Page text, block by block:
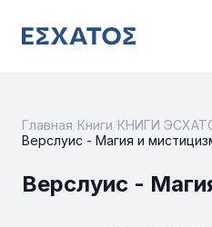
Главная Книги КНИГИ
Верслуис - Магия и
Верслуис -